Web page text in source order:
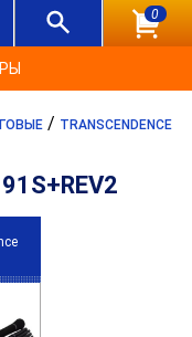
0
/ TRANSCENDENCE